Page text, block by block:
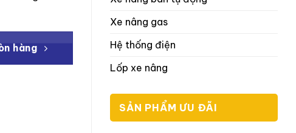
Xe nâng gas
Hệ thống điện
Lốp xe nâng
SẢN PHẨM ƯU ĐÃI
hàng